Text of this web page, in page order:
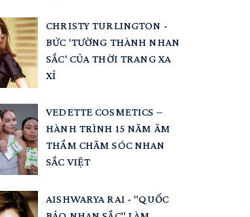
CHRISTY TURLINGTON -
BỨC 'TƯỜNG THÀNH NHAN
SẮC' CỦA THỜI TRANG XA
XỈ
VEDETTE COSMETICS –
HÀNH TRÌNH 15 NĂM ÂM
THẦM CHĂM SÓC NHAN
SẮC VIỆT
AISHWARYA RAI - "QUỐC